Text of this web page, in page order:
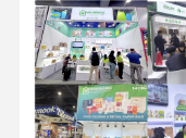
Fabrika Turu